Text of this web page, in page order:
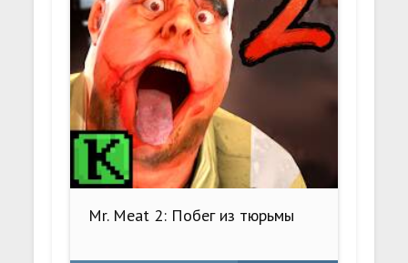
Mr. Meat 2: Побег из тюрьмы